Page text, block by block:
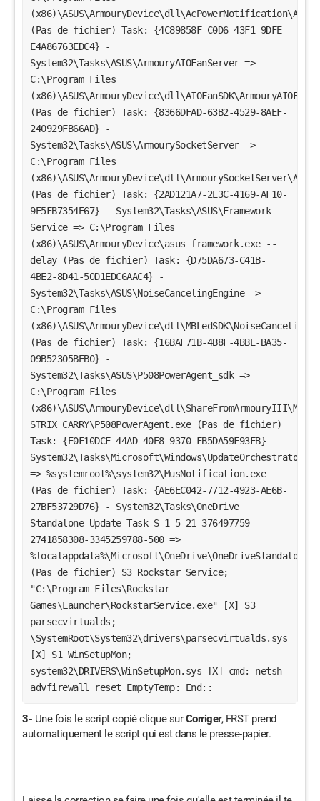
(Pas de fichier) Task: {4C89858F-C0D6-43F1-9DFE-
E4A86763EDC4} -
System32\Tasks\ASUS\ArmouryAIOFanServer =>
C:\Program Files
(Pas de fichier) Task: {8366DFAD-63B2-4529-8AEF-
240929FB66AD} -
System32\Tasks\ASUS\ArmourySocketServer =>
C:\Program Files
(Pas de fichier) Task: {2AD121A7-2E3C-4169-AF10-
9E5FB7354E67} - System32\Tasks\ASUS\Framework
Service => C:\Program Files
(x86)\ASUS\ArmouryDevice\asus_framework.exe --
delay (Pas de fichier) Task: {D75DA673-C41B-
4BE2-8D41-50D1EDC6AAC4} -
System32\Tasks\ASUS\NoiseCancelingEngine =>
C:\Program Files
(Pas de fichier) Task: {16BAF71B-4B8F-4BBE-BA35-
09B52305BEB0} -
System32\Tasks\ASUS\P508PowerAgent_sdk =>
C:\Program Files
STRIX CARRY\P508PowerAgent.exe (Pas de fichier)
Task: {E0F10DCF-44AD-40E8-9370-FB5DA59F93FB} -
=> %systemroot%\system32\MusNotification.exe
(Pas de fichier) Task: {AE6EC042-7712-4923-AE6B-
27BF53729D76} - System32\Tasks\OneDrive
Standalone Update Task-S-1-5-21-376497759-
2741858308-3345259788-500 =>
(Pas de fichier) S3 Rockstar Service;
"C:\Program Files\Rockstar
Games\Launcher\RockstarService.exe" [X] S3
parsecvirtualds;
\SystemRoot\System32\drivers\parsecvirtualds.sys
[X] S1 WinSetupMon;
system32\DRIVERS\WinSetupMon.sys [X] cmd: netsh
advfirewall reset EmptyTemp: End::
3- Une fois le script copié clique surCorriger, FRST prend
automatiquement le script qui est dans le presse-papier.